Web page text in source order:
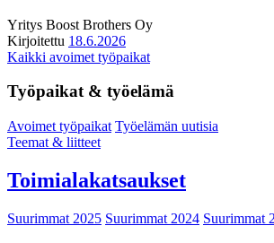
Yritys Boost Brothers Oy
Kirjoitettu 18.6.2026
Kaikki avoimet työpaikat
Työpaikat & työelämä
Avoimet työpaikat Työelämän uutisia
Teemat & liitteet
Toimialakatsaukset
Suurimmat 2025 Suurimmat 2024 Suurimmat